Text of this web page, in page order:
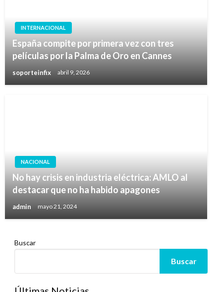
INTERNACIONAL
España compite por primera vez con tres
películas por la Palma de Oro en Cannes
soporteinfix abril 9, 2026
NACIONAL
No hay crisis en industria eléctrica: AMLO al
destacar que no ha habido apagones
admin mayo 21, 2024
Buscar
Buscar